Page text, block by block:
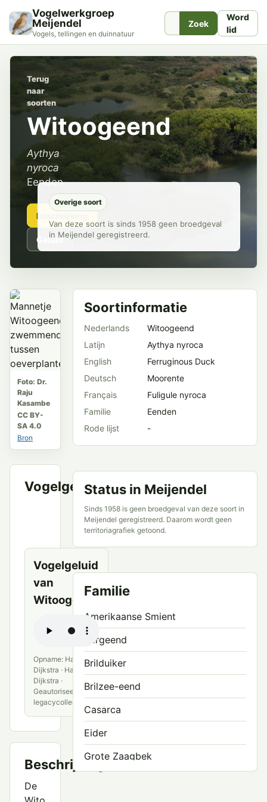
Vogelwerkgroep
Meijendel
Vogels, tellingen en duinnatuur
Zoek
Word
lid
Terug
naar
soorten
Witoogeend
Aythya
nyroca
Eenden
Beschrijving
Geluid
Overige soort
Van deze soort is sinds 1958 geen broedgeval
in Meijendel geregistreerd.
Foto: Dr.
Raju
Kasambe
CC BY-
SA 4.0
Bron
VogelgeluidVWG
en
openbare
bronnen
Vogelgeluid
van
Witoogeend
Opname: Hans
Dijkstra · Hans
Dijkstra ·
Geautoriseerde
legacycollectie
Beschrijving
De
Soortinformatie
Nederlands
Witoogeend
Latijn
Aythya nyroca
English
Ferruginous Duck
Deutsch
Moorente
Français
Fuligule nyroca
Familie
Eenden
Rode lijst
-
Status in Meijendel
Sinds 1958 is geen broedgeval van deze soort in
Meijendel geregistreerd. Daarom wordt geen
territoriagrafiek getoond.
Familie
Amerikaanse Smient
Bergeend
Brilduiker
Brilzee-eend
Casarca
Eider
Grote Zaagbek